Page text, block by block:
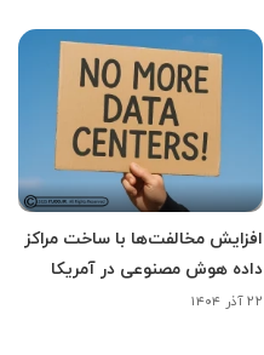
افزایش مخالفت‌ها با ساخت مراکز
داده هوش مصنوعی در آمریکا
۲۲ آذر ۱۴۰۴